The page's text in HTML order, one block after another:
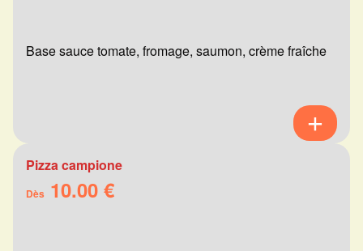
Base sauce tomate, fromage, saumon, crème fraîche
Pizza campione
Dès 10.00 €